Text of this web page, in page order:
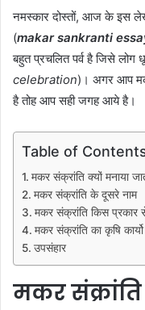
नमस्कार दोस्तों, आज के इस
(makar sankranti
बहुत प्रचलित पर्व है जिसे लोग
celebration)। अगर आप
है तोह आप सही जगह आये है।
Table of
मकर संक्रांति क्यों मनाया
मकर संक्रांति के दूसरे नाम
मकर संक्रांति किस प्रकार
मकर संक्रांति का कृषि
उपसंहार
मकर